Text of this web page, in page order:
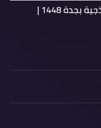
وظائف مدارس دار الرواد النموذجية بجدة 1448 |